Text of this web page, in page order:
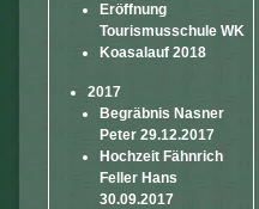
Eröffnung
Tourismusschule WK
Koasalauf 2018
2017
Begräbnis Nasner
Peter 29.12.2017
Hochzeit Fähnrich
Feller Hans
30.09.2017